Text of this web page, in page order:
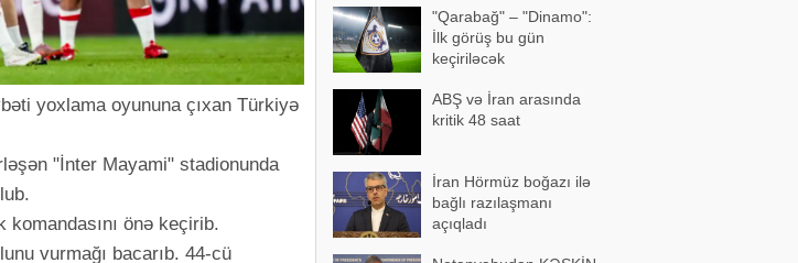
yoxlama oyununa çıxan Türkiyə
"İnter Mayami" stadionunda
önə keçirib.
vurmağı bacarıb. 44-cü
"Qarabağ" – "Dinamo":
İlk görüş bu gün
keçiriləcək
ABŞ və İran arasında
kritik 48 saat
İran Hörmüz boğazı ilə
bağlı razılaşmanı
açıqladı